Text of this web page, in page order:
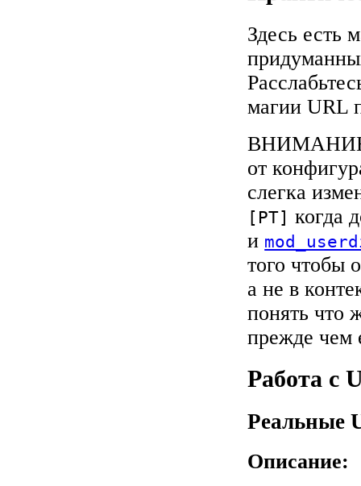
Здесь есть
магии URL
ВНИМАНИЕ:
от
слегка
[PT] когда
и
того чтобы
а не в
понять что
прежде чем
Работа с
Реальные
Описание: